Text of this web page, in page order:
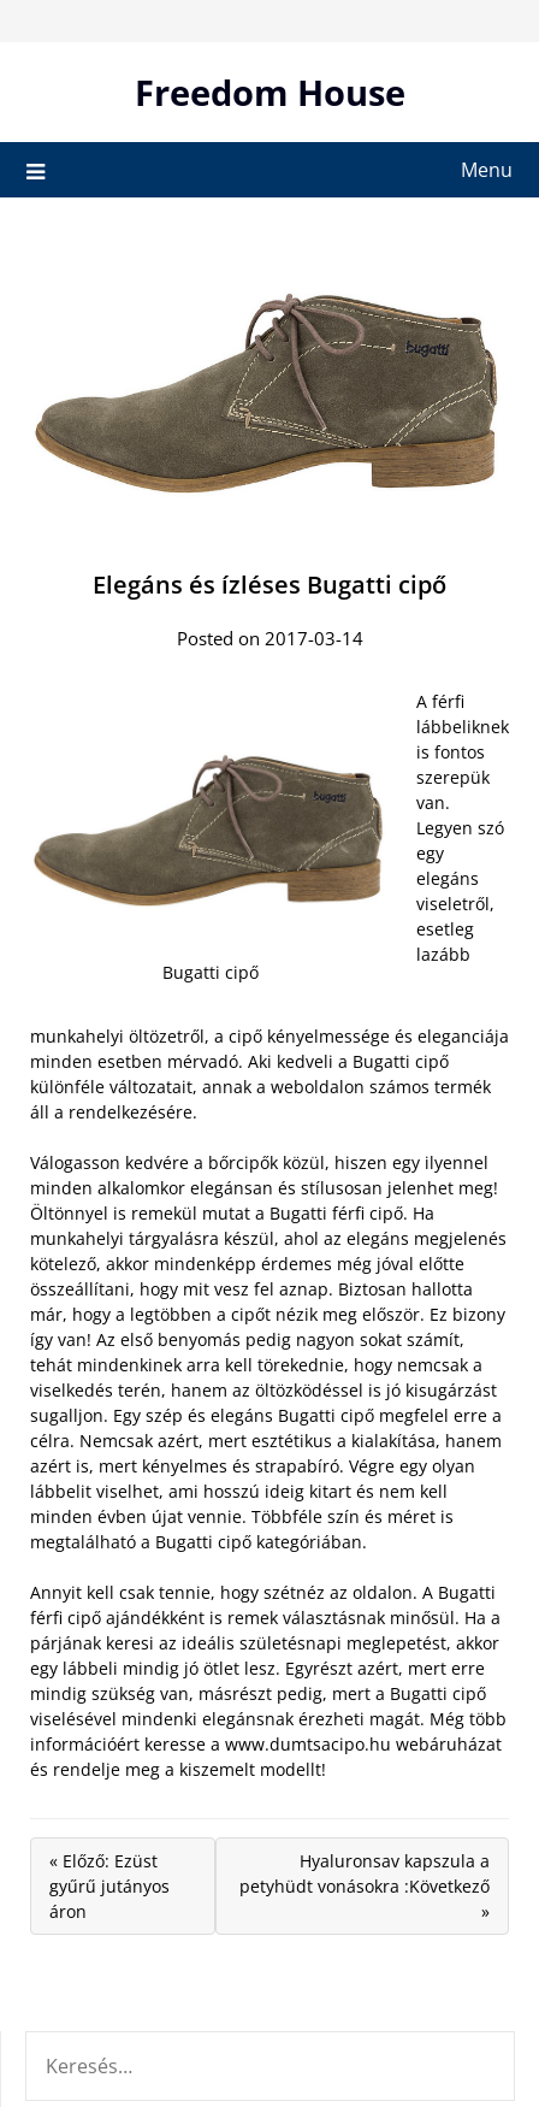
Freedom House
Menu
Elegáns és ízléses Bugatti cipő
Posted on 2017-03-14
Bugatti cipő
A férfi
lábbeliknek
is fontos
szerepük
van.
Legyen szó
egy
elegáns
viseletről,
esetleg
lazább
munkahelyi öltözetről, a cipő kényelmessége és eleganciája
minden esetben mérvadó. Aki kedveli a Bugatti cipő
különféle változatait, annak a weboldalon számos termék
áll a rendelkezésére.
Válogasson kedvére a bőrcipők közül, hiszen egy ilyennel
minden alkalomkor elegánsan és stílusosan jelenhet meg!
Öltönnyel is remekül mutat a Bugatti férfi cipő. Ha
munkahelyi tárgyalásra készül, ahol az elegáns megjelenés
kötelező, akkor mindenképp érdemes még jóval előtte
összeállítani, hogy mit vesz fel aznap. Biztosan hallotta
már, hogy a legtöbben a cipőt nézik meg először. Ez bizony
így van! Az első benyomás pedig nagyon sokat számít,
tehát mindenkinek arra kell törekednie, hogy nemcsak a
viselkedés terén, hanem az öltözködéssel is jó kisugárzást
sugalljon. Egy szép és elegáns Bugatti cipő megfelel erre a
célra. Nemcsak azért, mert esztétikus a kialakítása, hanem
azért is, mert kényelmes és strapabíró. Végre egy olyan
lábbelit viselhet, ami hosszú ideig kitart és nem kell
minden évben újat vennie. Többféle szín és méret is
megtalálható a Bugatti cipő kategóriában.
Annyit kell csak tennie, hogy szétnéz az oldalon. A Bugatti
férfi cipő ajándékként is remek választásnak minősül. Ha a
párjának keresi az ideális születésnapi meglepetést, akkor
egy lábbeli mindig jó ötlet lesz. Egyrészt azért, mert erre
mindig szükség van, másrészt pedig, mert a Bugatti cipő
viselésével mindenki elegánsnak érezheti magát. Még több
információért keresse a www.dumtsacipo.hu webáruházat
és rendelje meg a kiszemelt modellt!
« Előző: Ezüst
gyűrű jutányos
áron
Hyaluronsav kapszula a
petyhüdt vonásokra :Következő
»